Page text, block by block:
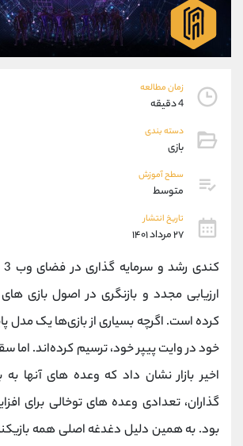
زمان مطالعه
4 دقیقه
دسته بندی
بازی
سطح آموزش
متوسط
تاریخ انتشار
۲۷ مرداد ۱۴۰۱
ارزیابی مجدد و بازنگری در اصول بازی
کرده است. اگرچه بسیاری از بازی‌ها یک مدل
خود در وایت پیپر خود، ترسیم کرده‌اند. اما
اخیر بازار نشان داد که وعده های آنها به
گذاران، تعدادی وعده های توخالی برای
بود. به همین دلیل دغدغه اصلی همه
واتساپ
تلگرام
پشتیبان فروش
موبایل
واتساپ
داخلی
اطلاعات تماس (دفتر فروش)
تلفن
بدون پیش شماره
اینستاگرام